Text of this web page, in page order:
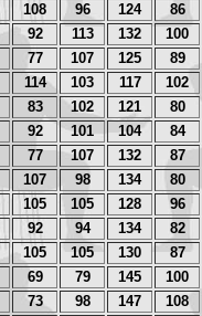
108 96 124 86
92 113 132 100
77 107 125 89
114 103 117 102
83 102 121 80
92 101 104 84
77 107 132 87
107 98 134 80
105 105 128 96
92 94 134 82
105 105 130 87
69 79 145 100
73 98 147 108